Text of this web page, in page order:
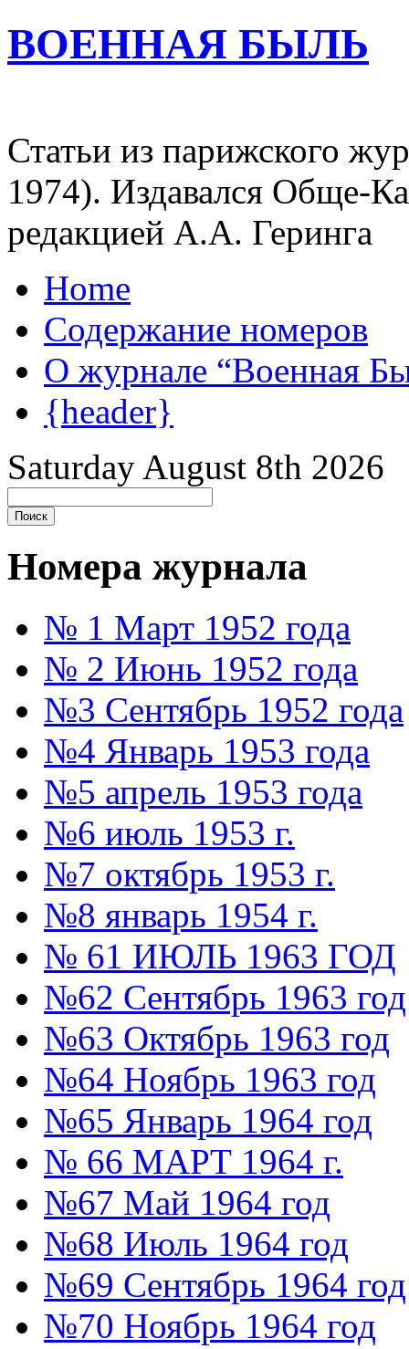
ВОЕННАЯ БЫЛЬ
Статьи из парижского
1974). Издавался Обще-
редакцией А.А. Геринга
Home
Содержание номеров
О журнале “Военная
{header}
Saturday August 8th 2026
Номера журнала
№ 1 Март 1952 года
№ 2 Июнь 1952 года
№3 Сентябрь 1952 года
№4 Январь 1953 года
№5 апрель 1953 года
№6 июль 1953 г.
№7 октябрь 1953 г.
№8 январь 1954 г.
№ 61 ИЮЛЬ 1963 ГОД
№62 Сентябрь 1963 год
№63 Октябрь 1963 год
№64 Ноябрь 1963 год
№65 Январь 1964 год
№ 66 МАРТ 1964 г.
№67 Май 1964 год
№68 Июль 1964 год
№69 Сентябрь 1964 год
№70 Ноябрь 1964 год